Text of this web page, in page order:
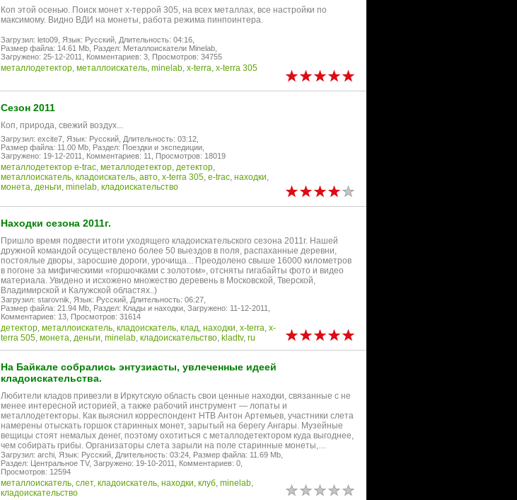
Коп этой осенью. Поиск монет х-террой 305, на всех металлах, все настройки по
максимому. Видно ВДИ на монеты, работа режима пинпоинтера.
Загрузил: leto09, Язык: Русский, Длительность: 04:16,
Размер файла: 14.61 Mb, Раздел: Металлоискатели Minelab,
Загружено: 25-12-2011,
Комментариев: 3, Просмотров: 34755
металлодетектор, металлоискатель, minelab, x-terra, x-terra 305
Сезон 2011
Коп, природа, свежий воздух...
Загрузил: excite7, Язык: Русский, Длительность: 03:12,
Размер файла: 11.00 Mb, Раздел: Поездки и экспедиции,
Загружено: 19-12-2011,
Комментариев: 11, Просмотров: 18019
металлодетектор e-trac, металлодетектор, детектор,
металлоискатель, кладоискатель, авто, x-terra 305, e-trac, находки,
монета, деньги, minelab, кладоискательство
Находки сезона 2011г.
Пришло время подвести итоги уходящего кладоискательского сезона 2011г. Нашей
дружной командой осуществлено более 50 выездов в поля, распаханные деревни,
постоялые дворы, заросшие дороги, урочища... Преодолено свыше 16000 километров
в погоне за мифическими «горшочками с золотом», отсняты гигабайты фото и видео
материала. Увидено и исхожено множество деревень в Московской, Тверской,
Владимирской и Калужской областях..)
Загрузил: starovnik, Язык: Русский, Длительность: 06:27,
Размер файла: 21.94 Mb, Раздел: Клады и находки, Загружено: 11-12-2011,
Комментариев: 13, Просмотров: 31614
детектор, металлоискатель, кладоискатель, клад, находки, x-terra, x-
terra 505, монета, деньги, minelab, кладоискательство, kladtv, ru
На Байкале собрались энтузиасты, увлеченные идеей
кладоискательства.
Любители кладов привезли в Иркутскую область свои ценные находки, связанные с не
менее интересной историей, а также рабочий инструмент — лопаты и
металлодетекторы. Как выяснил корреспондент НТВ Антон Артемьев, участники слета
намерены отыскать горшок старинных монет, зарытый на берегу Ангары. Музейные
вещицы стоят немалых денег, поэтому охотиться с металлодетектором куда выгоднее,
чем собирать грибы. Организаторы слета зарыли на поле старинные монеты,…
Загрузил: archi, Язык: Русский, Длительность: 03:24, Размер файла: 11.69 Mb,
Раздел: Центральное TV, Загружено: 19-10-2011,
Комментариев: 0,
Просмотров: 12594
металлоискатель, слет, кладоискатель, находки, клуб, minelab,
кладоискательство